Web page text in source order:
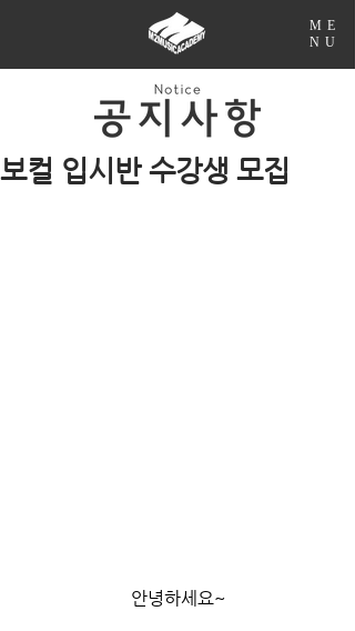
ME
NU
보컬 입시반 수강생 모집
안녕하세요~